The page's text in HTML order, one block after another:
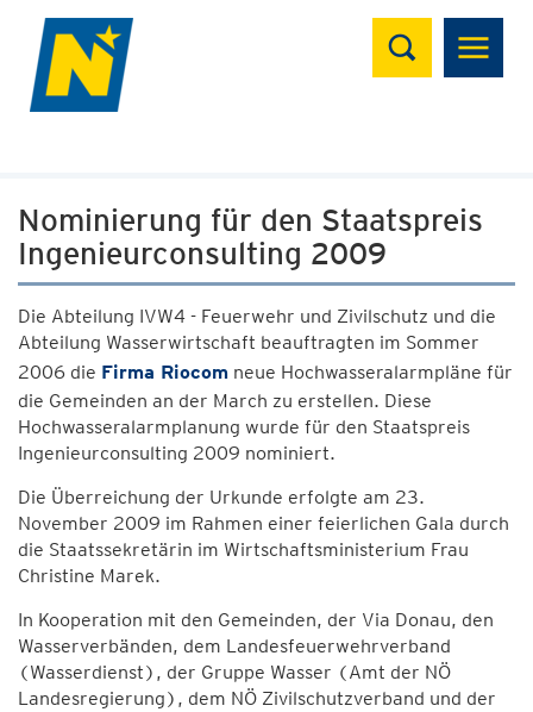
Suchen
Nominierung für den Staatspreis
Ingenieurconsulting 2009
Die Abteilung IVW4 - Feuerwehr und Zivilschutz und die
Abteilung Wasserwirtschaft beauftragten im Sommer
2006 die Firma Riocom neue Hochwasseralarmpläne für
die Gemeinden an der March zu erstellen. Diese
Hochwasseralarmplanung wurde für den Staatspreis
Ingenieurconsulting 2009 nominiert.
Die Überreichung der Urkunde erfolgte am 23.
November 2009 im Rahmen einer feierlichen Gala durch
die Staatssekretärin im Wirtschaftsministerium Frau
Christine Marek.
In Kooperation mit den Gemeinden, der Via Donau, den
Wasserverbänden, dem Landesfeuerwehrverband
(Wasserdienst), der Gruppe Wasser (Amt der NÖ
Landesregierung), dem NÖ Zivilschutzverband und der